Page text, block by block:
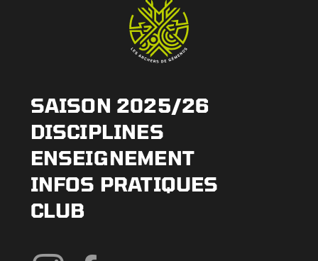
SAISON 2025/26
DISCIPLINES
ENSEIGNEMENT
INFOS PRATIQUES
CLUB